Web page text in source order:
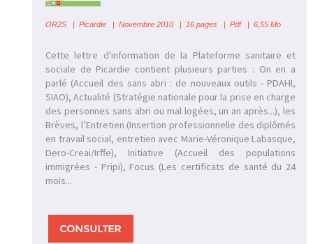
OR2S |Picardie | Novembre 2010 | 16 pages | Pdf | 6,55 Mo
Cette lettre d'information de la Plateforme sanitaire et
sociale de Picardie contient plusieurs parties : On en a
parlé (Accueil des sans abri : de nouveaux outils - PDAHI,
SIAO), Actualité (Stratégie nationale pour la prise en charge
des personnes sans abri ou mal logées, un an après...), les
Brèves, l’Entretien (Insertion professionnelle des diplômés
en travail social, entretien avec Marie-Véronique Labasque,
Dero-Creai/Irffe), Initiative (Accueil des populations
immigrées - Pripi), Focus (Les certificats de santé du 24
mois...